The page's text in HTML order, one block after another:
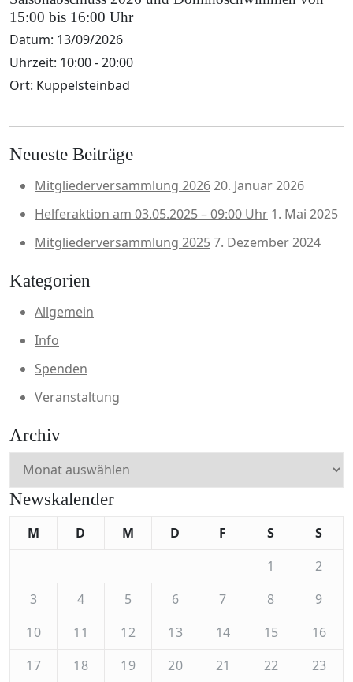
15:00 bis 16:00 Uhr
Datum: 13/09/2026
Uhrzeit: 10:00 - 20:00
Ort: Kuppelsteinbad
Neueste Beiträge
Mitgliederversammlung 202620. Januar 2026
Helferaktion am 03.05.2025 – 09:00 Uhr 1. Mai 2025
Mitgliederversammlung 20257. Dezember 2024
Kategorien
Allgemein
Info
Spenden
Veranstaltung
Archiv
Archiv
Newskalender
M D M D F S
S
1
2
3
4 5 6 7 8
9
10
11 12 13 14 15
16
17
18 19 20 21 22 23